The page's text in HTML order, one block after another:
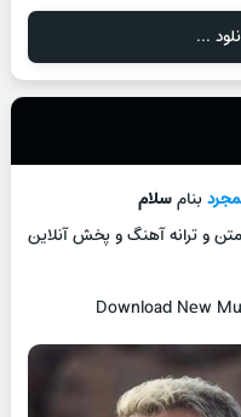
...
بنامسلام
و ترانه آهنگ و پخش آنلاین
Download New